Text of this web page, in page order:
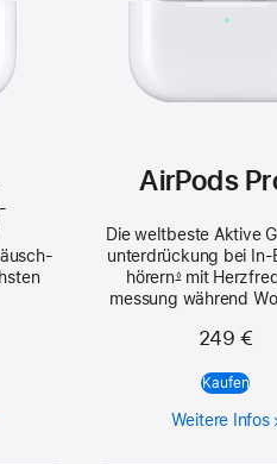
AirPods
Die weltbeste Aktive
unterdrückung bei
hörern◊mit
messung während
249 €
Kaufen
Weitere Infos